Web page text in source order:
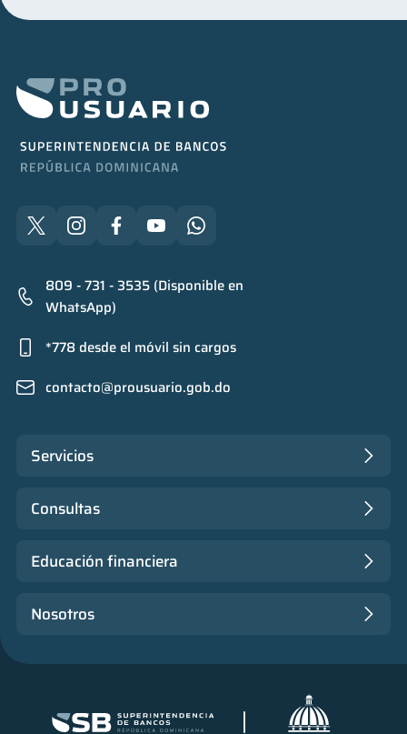
809 - 731 - 3535 (Disponible en
WhatsApp)
*778 desde el móvil sin cargos
contacto@prousuario.gob.do
Servicios
Consultas
Educación financiera
Nosotros